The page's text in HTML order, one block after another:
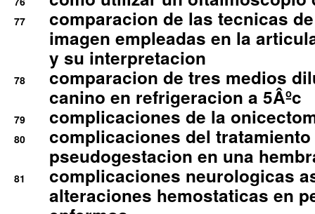
77
comparacion de las tecnicas
imagen empleadas en la
y su interpretacion
78
comparacion de tres medios
canino en refrigeracion a 5Âºc
79 complicaciones de la
80
complicaciones del
pseudogestacion en una
81
complicaciones neurologicas
alteraciones hemostaticas en